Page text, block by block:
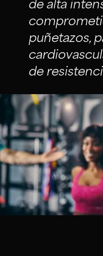
de alta
puñetazos,
de